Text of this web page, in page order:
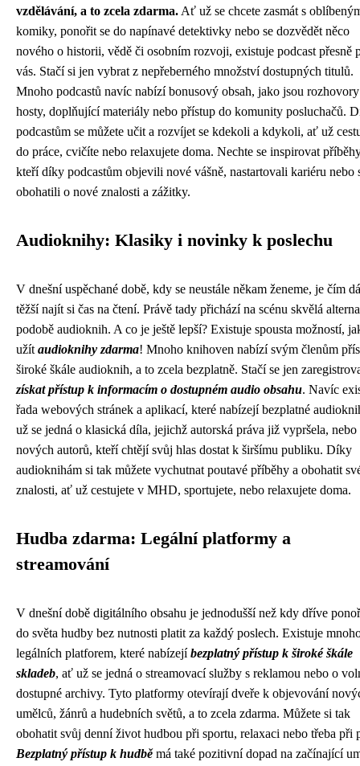
vzdělávání, a to zcela zdarma. Ať už se chcete zasmát s
komiky, ponořit se do napínavé detektivky nebo se dozvědět něco
nového o historii, vědě či osobním rozvoji, existuje podcast přesně
vás. Stačí si jen vybrat z nepřeberného množství dostupných titulů.
Mnoho podcastů navíc nabízí bonusový obsah, jako jsou
hosty, doplňující materiály nebo přístup do komunity posluchačů.
podcastům se můžete učit a rozvíjet se kdekoli a kdykoli, ať už
do práce, cvičíte nebo relaxujete doma. Nechte se inspirovat
kteří díky podcastům objevili nové vášně, nastartovali kariéru nebo
obohatili o nové znalosti a zážitky.
Audioknihy: Klasiky i novinky k poslechu
V dnešní uspěchané době, kdy se neustále někam ženeme, je čím
těžší najít si čas na čtení. Právě tady přichází na scénu skvělá
podobě audioknih. A co je ještě lepší? Existuje spousta možností,
užít audioknihy zdarma! Mnoho knihoven nabízí svým členům
široké škále audioknih, a to zcela bezplatně. Stačí se jen
získat přístup k informacím o dostupném audio obsahu. Navíc
řada webových stránek a aplikací, které nabízejí bezplatné
už se jedná o klasická díla, jejichž autorská práva již vypršela,
nových autorů, kteří chtějí svůj hlas dostat k širšímu publiku. Díky
audioknihám si tak můžete vychutnat poutavé příběhy a obohatit
znalosti, ať už cestujete v MHD, sportujete, nebo relaxujete doma.
Hudba zdarma: Legální platformy a
streamování
V dnešní době digitálního obsahu je jednodušší než kdy dříve
do světa hudby bez nutnosti platit za každý poslech. Existuje
legálních platforem, které nabízejíbezplatný přístup k široké škále
skladeb, ať už se jedná o streamovací služby s reklamou nebo o
dostupné archivy. Tyto platformy otevírají dveře k objevování
umělců, žánrů a hudebních světů, a to zcela zdarma. Můžete si tak
obohatit svůj denní život hudbou při sportu, relaxaci nebo třeba při
Bezplatný přístup k hudběmá také pozitivní dopad na začínající